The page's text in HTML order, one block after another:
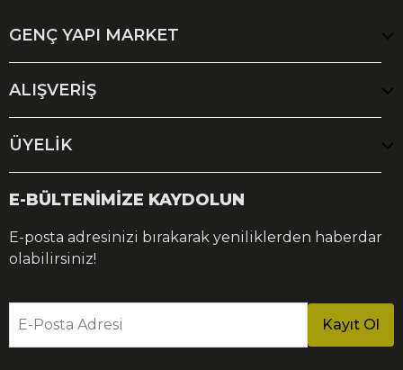
GENÇ YAPI MARKET
ALIŞVERİŞ
ÜYELİK
E-BÜLTENİMİZE KAYDOLUN
E-posta adresinizi bırakarak yeniliklerden haberdar
olabilirsiniz!
E-Posta Adresi Kayıt Ol